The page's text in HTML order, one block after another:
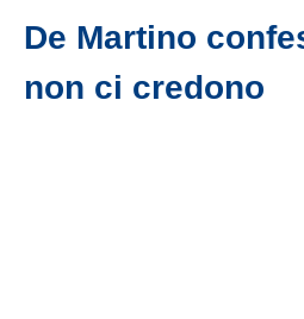
De Martino
non ci credono